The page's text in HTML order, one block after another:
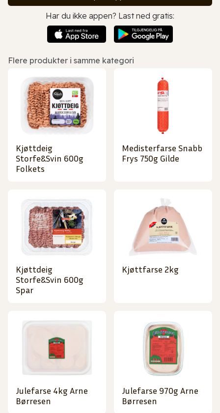
Har du ikke appen? Last ned gratis:
Flere produkter i samme kategori
Kjøttdeig
Storfe&Svin 600g
Folkets
Medisterfarse Snabb
Frys 750g Gilde
Kjøttdeig
Storfe&Svin 600g
Spar
Kjøttfarse 2kg
Julefarse 4kg Arne
Børresen
Julefarse 970g Arne
Børresen